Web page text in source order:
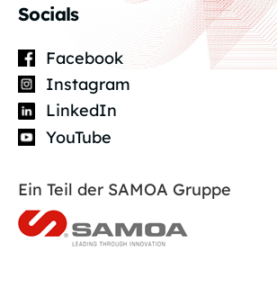
Socials
Facebook
Instagram
LinkedIn
YouTube
Ein Teil der SAMOA Gruppe